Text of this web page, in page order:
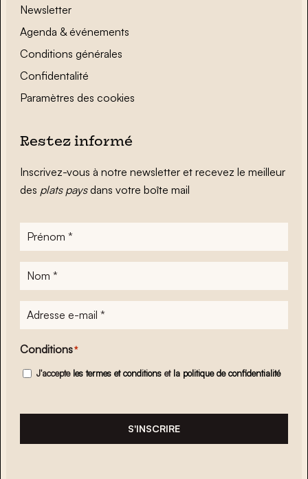
Newsletter
Agenda & événements
Conditions générales
Confidentalité
Paramètres des cookies
Restez informé
Inscrivez-vous à notre newsletter et recevez le meilleur
des plats paysdans votre boîte mail
Prénom
Nom
Adresse
e-
mail*
Conditions*
J'accepte les termes et conditions et la politique de confidentialité
S'INSCRIRE